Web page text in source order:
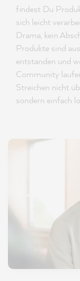
findest Du
sich leicht
Drama, kein
Produkte sind
entstanden und
Community
Streichen nicht
sondern einfach